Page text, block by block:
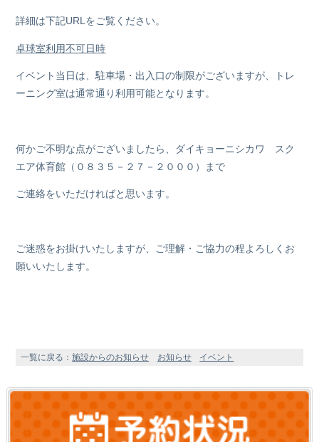
詳細は下記URLをご覧ください。
卓球室利用不可日時
イベント当日は、駐車場・出入口の制限がございますが、トレ
ーニング室は通常通り利用可能となります。
何かご不明な点がございましたら、ダイキョーニシカワ スク
エア体育館（０８３５－２７－２０００）まで
ご連絡をいただければと思います。
ご迷惑をお掛けいたしますが、ご理解・ご協力の程よろしくお
願いいたします。
一覧に戻る：施設からのお知らせ お知らせ イベント